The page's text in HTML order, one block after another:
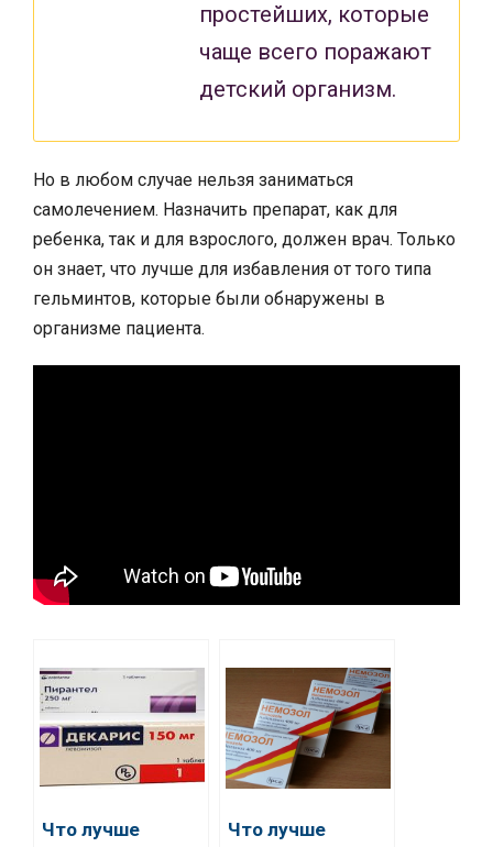
простейших, которые
чаще всего поражают
детский организм.
Но в любом случае нельзя заниматься
самолечением. Назначить препарат, как для
ребенка, так и для взрослого, должен врач. Только
он знает, что лучше для избавления от того типа
гельминтов, которые были обнаружены в
организме пациента.
Что лучше
Что лучше